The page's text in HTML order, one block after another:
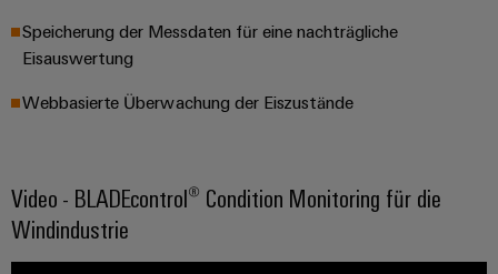
Speicherung der Messdaten für eine nachträgliche
Eisauswertung
Webbasierte Überwachung der Eiszustände
Video - BLADEcontrol® Condition Monitoring für die
Windindustrie